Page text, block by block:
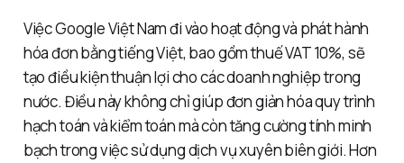
Việc Google Việt Nam đi vào hoạt động và phát hành
hóa đơn bằng tiếng Việt, bao gồm thuế VAT 10%, sẽ
tạo điều kiện thuận lợi cho các doanh nghiệp trong
nước. Điều này không chỉ giúp đơn giản hóa quy trình
hạch toán và kiểm toán mà còn tăng cường tính minh
bạch trong việc sử dụng dịch vụ xuyên biên giới. Hơn